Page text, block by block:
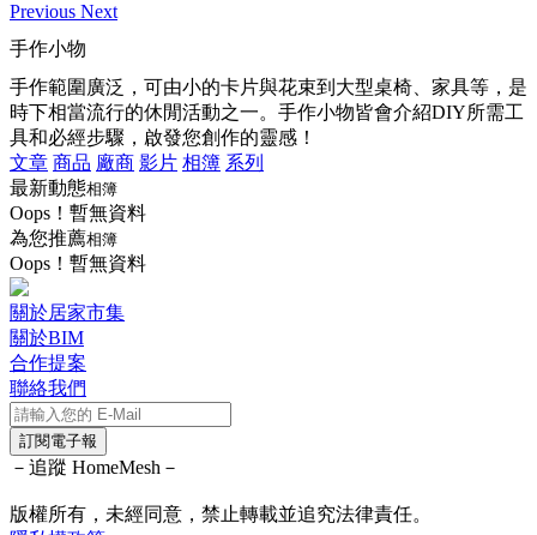
Previous Next
手作小物
手作範圍廣泛，可由小的卡片與花束到大型桌椅、家具等，是
時下相當流行的休閒活動之一。手作小物皆會介紹DIY所需工
具和必經步驟，啟發您創作的靈感！
文章 商品 廠商 影片 相簿 系列
最新動態相簿
Oops！暫無資料
為您推薦相簿
Oops！暫無資料
關於居家市集
關於BIM
合作提案
聯絡我們
訂閱電子報
－追蹤 HomeMesh－
版權所有，未經同意，禁止轉載並追究法律責任。